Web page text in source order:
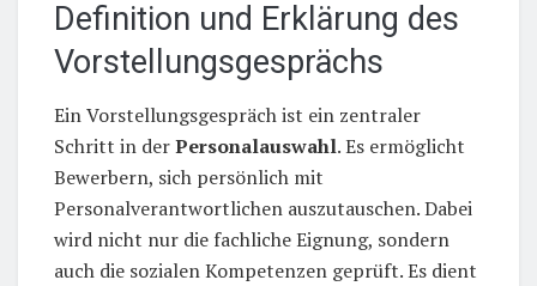
Definition und Erklärung des
Vorstellungsgesprächs
Ein Vorstellungsgespräch ist ein zentraler
Schritt in derPersonalauswahl. Es ermöglicht
Bewerbern, sich persönlich mit
Personalverantwortlichen auszutauschen. Dabei
wird nicht nur die fachliche Eignung, sondern
auch die sozialen Kompetenzen geprüft. Es dient